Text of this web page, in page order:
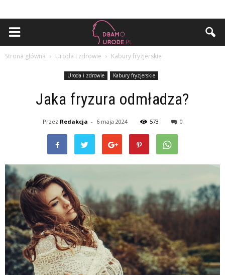
Strona główna Uroda i zdrowie Kabury fryzjerskie
Uroda i zdrowie Kabury fryzjerskie
Jaka fryzura odmładza?
Przez Redakcja - 6 maja 2024 573 0